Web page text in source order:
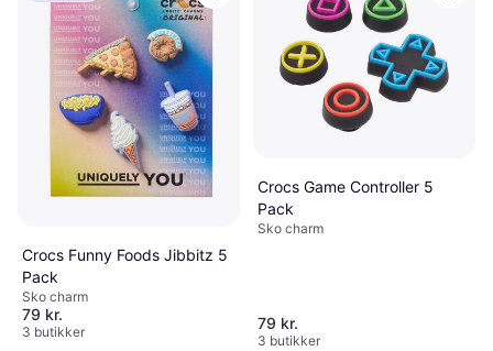
Crocs Funny Foods Jibbitz 5
Pack
Sko charm
79 kr.
3 butikker
Crocs Game Controller 5
Pack
Sko charm
79 kr.
3 butikker